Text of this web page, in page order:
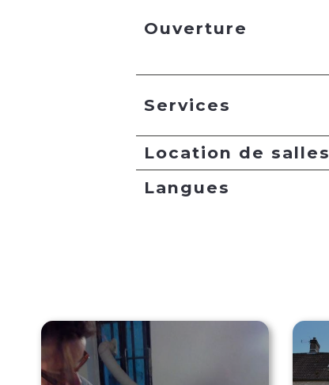
Ouverture
Services
Location de salles
Langues